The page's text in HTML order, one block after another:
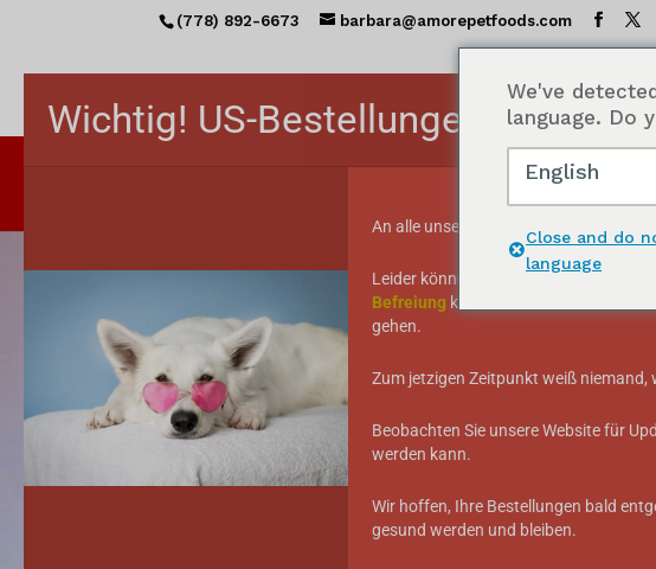
(778) 892-6673 barbara@amorepetfoods.com
STARTSEITE
We've
language. Do
English
Close and do
language
Wichtig! US-Bestellungen
An alle unsere US-Kunden:
Leider können wir Ihre Bestellungen
Befreiung keine kanadischen
gehen.
Zum jetzigen Zeitpunkt weiß niemand,
Beobachten Sie unsere Website für
werden kann.
Wir hoffen, Ihre Bestellungen bald
gesund werden und bleiben.